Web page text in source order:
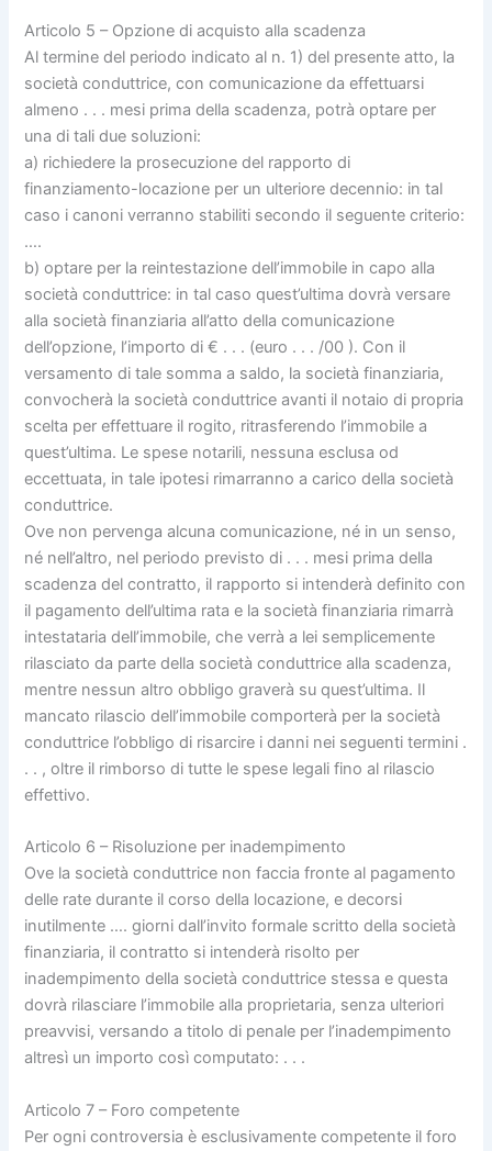
Articolo 5 – Opzione di acquisto alla scadenza
Al termine del periodo indicato al n. 1) del presente atto, la
società conduttrice, con comunicazione da effettuarsi
almeno . . . mesi prima della scadenza, potrà optare per
una di tali due soluzioni:
a) richiedere la prosecuzione del rapporto di
finanziamento-locazione per un ulteriore decennio: in tal
caso i canoni verranno stabiliti secondo il seguente criterio:
….
b) optare per la reintestazione dell’immobile in capo alla
società conduttrice: in tal caso quest’ultima dovrà versare
alla società finanziaria all’atto della comunicazione
dell’opzione, l’importo di € . . . (euro . . . /00 ). Con il
versamento di tale somma a saldo, la società finanziaria,
convocherà la società conduttrice avanti il notaio di propria
scelta per effettuare il rogito, ritrasferendo l’immobile a
quest’ultima. Le spese notarili, nessuna esclusa od
eccettuata, in tale ipotesi rimarranno a carico della società
conduttrice.
Ove non pervenga alcuna comunicazione, né in un senso,
né nell’altro, nel periodo previsto di . . . mesi prima della
scadenza del contratto, il rapporto si intenderà definito con
il pagamento dell’ultima rata e la società finanziaria rimarrà
intestataria dell’immobile, che verrà a lei semplicemente
rilasciato da parte della società conduttrice alla scadenza,
mentre nessun altro obbligo graverà su quest’ultima. Il
mancato rilascio dell’immobile comporterà per la società
conduttrice l’obbligo di risarcire i danni nei seguenti termini .
. . , oltre il rimborso di tutte le spese legali fino al rilascio
effettivo.
Articolo 6 – Risoluzione per inadempimento
Ove la società conduttrice non faccia fronte al pagamento
delle rate durante il corso della locazione, e decorsi
inutilmente …. giorni dall’invito formale scritto della società
finanziaria, il contratto si intenderà risolto per
inadempimento della società conduttrice stessa e questa
dovrà rilasciare l’immobile alla proprietaria, senza ulteriori
preavvisi, versando a titolo di penale per l’inadempimento
altresì un importo così computato: . . .
Articolo 7 – Foro competente
Per ogni controversia è esclusivamente competente il foro